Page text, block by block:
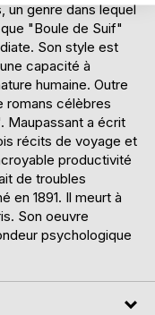
un genre dans lequel
"Boule de Suif"
Son style est
capacité à
humaine. Outre
romans célèbres
Maupassant a écrit
récits de voyage et
productivité
de troubles
en 1891. Il meurt à
Son oeuvre
psychologique